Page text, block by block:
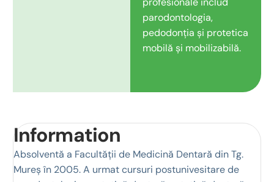
parodontologia,
pedodonția și protetica
mobilă și mobilizabilă.
Information
Absolventă a Facultății de Medicină Dentară din Tg.
Mureș în 2005. A urmat cursuri postunivesitare de